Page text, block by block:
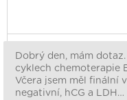
Dobrý den, mám
cyklech chemoterapie
Včera jsem měl finální
negativní, hCG a LDH…